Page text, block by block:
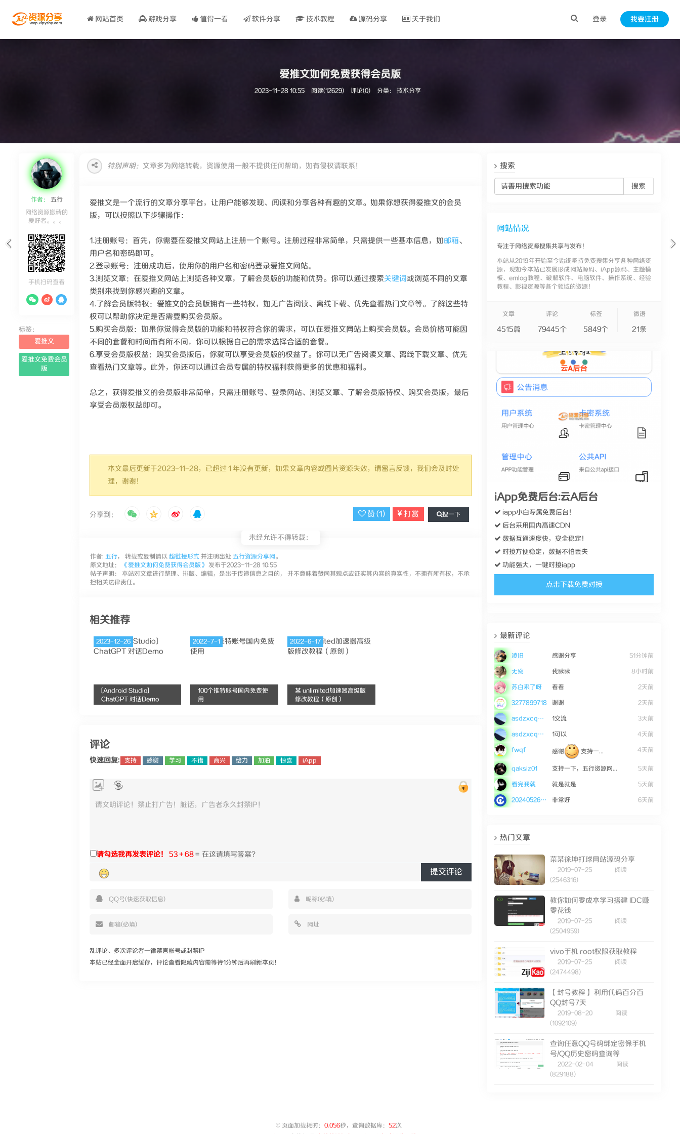
登录 我要注册
网站首页 游戏分享 值得一看 软件分享 技术教程 源码分享 关于我们
爱推文如何免费获得会员版
2023-11-28 10:55 阅读(12629) 评论(0) 分类：技术分享
作者：
五行
网络资源搬砖的
爱好者。。。
手机扫码查看
标签：
爱推文
爱推文免费会员
版
特别声明： 文章多为网络转载，资源使用一般不提供任何帮助，如有侵权请联系！
爱推文是一个流行的文章分享平台，让用户能够发现、阅读和分享各种有趣的文章。如果你想获得爱推文的会员
版，可以按照以下步骤操作：
1.注册账号：首先，你需要在爱推文网站上注册一个账号。注册过程非常简单，只需提供一些基本信息，如邮箱、
用户名和密码即可。
2.登录账号：注册成功后，使用你的用户名和密码登录爱推文网站。
3.浏览文章：在爱推文网站上浏览各种文章，了解会员版的功能和优势。你可以通过搜索关键词或浏览不同的文章
类别来找到你感兴趣的文章。
4.了解会员版特权：爱推文的会员版拥有一些特权，如无广告阅读、离线下载、优先查看热门文章等。了解这些特
权可以帮助你决定是否需要购买会员版。
5.购买会员版：如果你觉得会员版的功能和特权符合你的需求，可以在爱推文网站上购买会员版。会员价格可能因
不同的套餐和时间而有所不同，你可以根据自己的需求选择合适的套餐。
6.享受会员版权益：购买会员版后，你就可以享受会员版的权益了。你可以无广告阅读文章、离线下载文章、优先
查看热门文章等。此外，你还可以通过会员专属的特权福利获得更多的优惠和福利。
总之，获得爱推文的会员版非常简单，只需注册账号、登录网站、浏览文章、了解会员版特权、购买会员版，最后
享受会员版权益即可。
本文最后更新于2023-11-28，已超过 1 年没有更新，如果文章内容或图片资源失效，请留言反馈，我们会及时处
理，谢谢！
分享到： 赞 (1 ) 打赏 搜一下
未经允许不得转载：
作者: 五行， 转载或复制请以 超链接形式 并注明出处 五行资源分享网。
原文地址：
《爱推文如何免费获得会员版》 发布于2023-11-28 10:55
帖子声明： 本站对文章进行整理、排版、编辑，是出于传递信息之目的， 并不意味着赞同其观点或证实其内容的真实性，不拥有所有权，不承
担相关法律责任。
相关推荐
[Android Studio]
ChatGPT 对话Demo
2023-12-26
100个推特账号国内免费使
用
2022-7-1
某 unlimited加速器高级版
修改教程（原创）
2022-6-17
评论
快速回复: 支持 感谢 学习 不错 高兴 给力 加油 惊喜 iApp
请勾选我再发表评论！ 53 + 68=
提交评论
乱评论、多次评论者一律禁言帐号或封禁IP
本站已经全面开启缓存，评论查看隐藏内容需等待1分钟后再刷新本页！
搜索
搜索
网站情况
专注于网络资源搜集共享与发布！
本站从2019年开始至今始终坚持免费搜集分享各种网络资
源，现如今本站已发展形成网站源码、iApp源码、主题模
板、emlog教程、破解软件、电脑软件、操作系统、经验
教程、影视资源等各个领域的资源！
文章
4515篇
评论
79445个
标签
5849个
微语
21条
iApp免费后台:云A后台
iapp小白专属免费后台！
后台采用囯内高速CDN
数据互通速度快，安全稳定！
对接方便稳定，数据不怕丢失
功能强大，一键对接iapp
点击下载免费对接
最新评论
51分钟前
凌旧 感谢分享
8小时前
无殇 我瞅瞅
2天前
苏白来了呀 看看
2天前
3277899718 谢谢
3天前
asdzxcqwe123 1交流
4天前
asdzxcqwe123 1可以
4天前
fwqf 感谢 支持一...
5天前
qaksiz01 支持一下，五行资源网...
5天前
看完我就 就是就是
6天前
20240526mWZ36 非常好
热门文章
菜某徐坤打球网站源码分享
2019-07-25
阅读
(2546316)
教你如何零成本学习搭建 IDC赚
零花钱
2019-07-25
阅读
(2504959)
vivo手机 root权限获取教程
2019-07-25
阅读
(2474498)
【封号教程】 利用代码百分百
QQ封号7天
2019-08-20
阅读
(1092109)
查询任意QQ号码绑定密保手机
号/QQ历史密码查询等
2022-02-04
阅读
(829188)
© 页面加载耗时： 0.056秒，查询数据库： 52次